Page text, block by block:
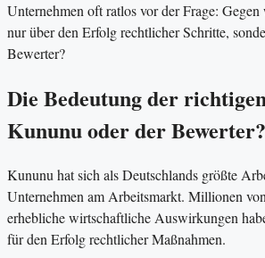
Unternehmen oft ratlos vor der Frage:
nur über den Erfolg rechtlicher Schritte,
Bewerter?
Die Bedeutung der
Kununu oder der Bewerter?
Kununu hat sich als Deutschlands größte
Unternehmen am Arbeitsmarkt. Millionen
erhebliche wirtschaftliche Auswirkungen
für den Erfolg rechtlicher Maßnahmen.